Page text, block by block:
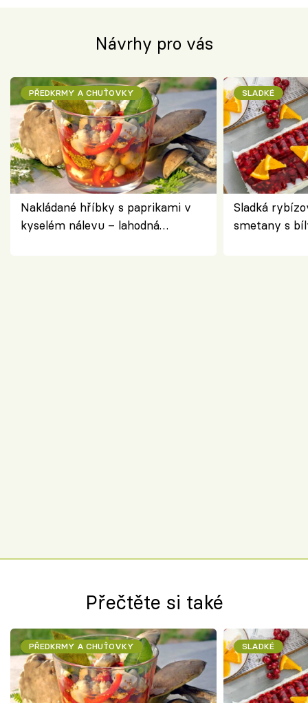
Návrhy pro vás
PŘEDKRMY A CHUŤOVKY
Nakládané hříbky s paprikami v
kyselém nálevu – lahodná
SLADKÉ
Sladká
smetany s
Přečtěte si také
PŘEDKRMY A CHUŤOVKY SLADKÉ